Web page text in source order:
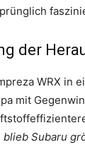
der
WRX in
mit
Subaru